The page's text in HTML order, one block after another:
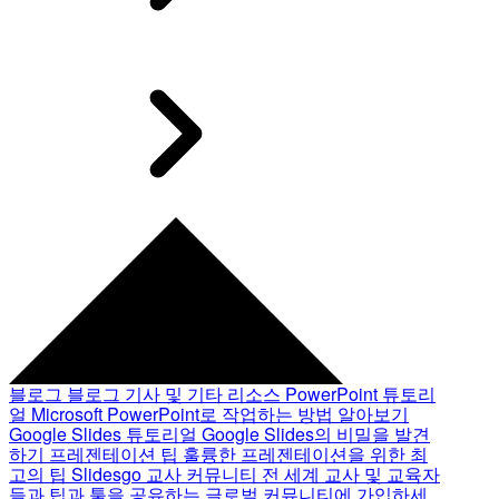
블로그 블로그 기사 및 기타 리소스 PowerPoint 튜토리
얼 Microsoft PowerPoint로 작업하는 방법 알아보기
Google Slides 튜토리얼 Google Slides의 비밀을 발견
하기 프레젠테이션 팁 훌륭한 프레젠테이션을 위한 최
고의 팁 Slidesgo 교사 커뮤니티 전 세계 교사 및 교육자